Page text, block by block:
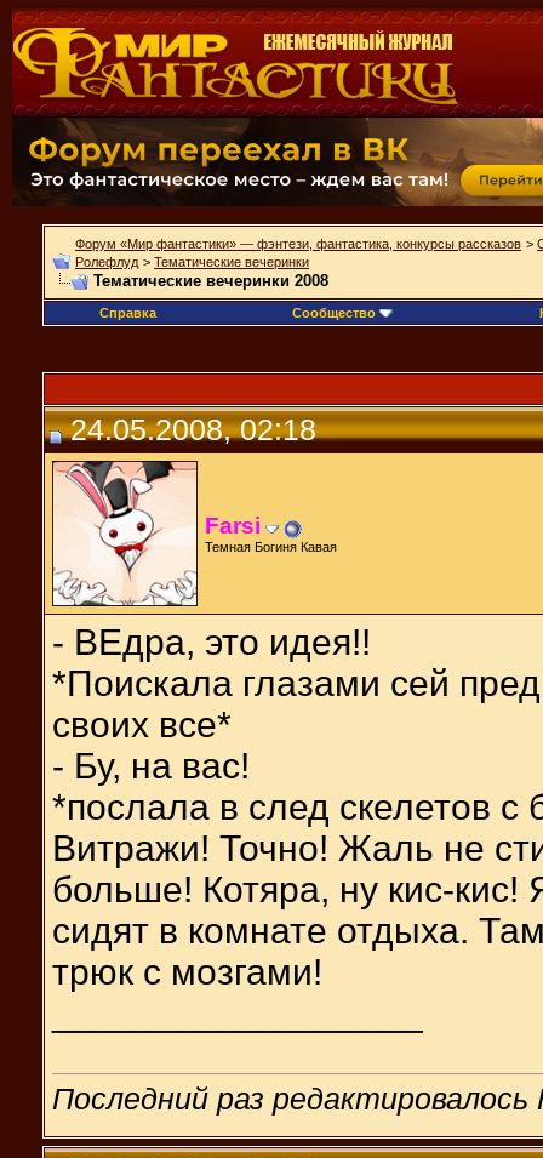
Форум «Мир фантастики» — фэнтези, фантастика, конкурсы рассказов >
Ролефлуд > Тематические вечеринки
Тематические вечеринки 2008
Справка Сообщество
24.05.2008, 02:18
Farsi
Темная Богиня Кавая
- ВЕдра, это идея!!
*Поискала глазами сей
своих все*
- Бу, на вас!
*послала в след скелетов
Витражи! Точно! Жаль не
больше! Котяра, ну кис-
сидят в комнате отдыха.
трюк с мозгами!
Последний раз